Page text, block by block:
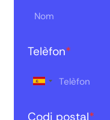
Telèfon*
Codi postal*